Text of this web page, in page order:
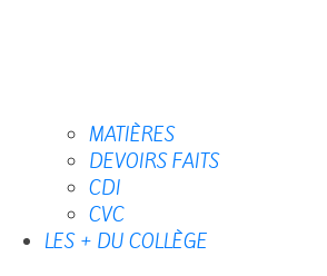
MATIÈRES
DEVOIRS FAITS
CDI
CVC
LES + DU COLLÈGE